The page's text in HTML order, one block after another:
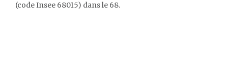
(code Insee 68015) dans le 68.